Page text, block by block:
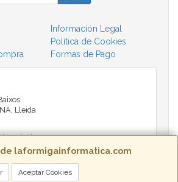
de laformigainformatica.com
Aceptar Cookies
Información Legal
Política de Cookies
Formas de Pago
Lleida